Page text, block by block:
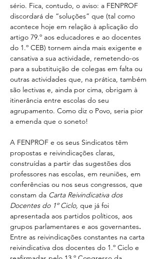
sério. Fica, contudo, o aviso: a FENPROF
discordará de “soluções” que (tal como
acontece hoje em relação à aplicação do
artigo 79.º aos educadores e ao docentes
do 1.º CEB) tornem ainda mais exigente e
cansativa a sua actividade, remetendo-os
para a substituição de colegas em falta ou
outras actividades que, na prática, também
são lectivas e, ainda por cima, obrigam à
itinerância entre escolas do seu
agrupamento. Como diz o Povo, seria pior
a emenda que o soneto!
A FENPROF e os seus Sindicatos têm
propostas e reivindicações claras,
construídas a partir das sugestões dos
professores nas escolas, em reuniões, em
conferências ou nos seus congressos, que
constam da Carta Reivindicativa dos
Docentes do 1º Ciclo, que já foi
apresentada aos partidos políticos, aos
grupos parlamentares e aos governantes.
Entre as reivindicações constantes na carta
reivindicativa dos docentes do 1.º Ciclo e